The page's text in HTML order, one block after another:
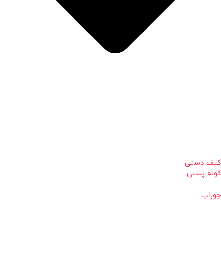
کیف دستی
کوله پشتی
جوراب